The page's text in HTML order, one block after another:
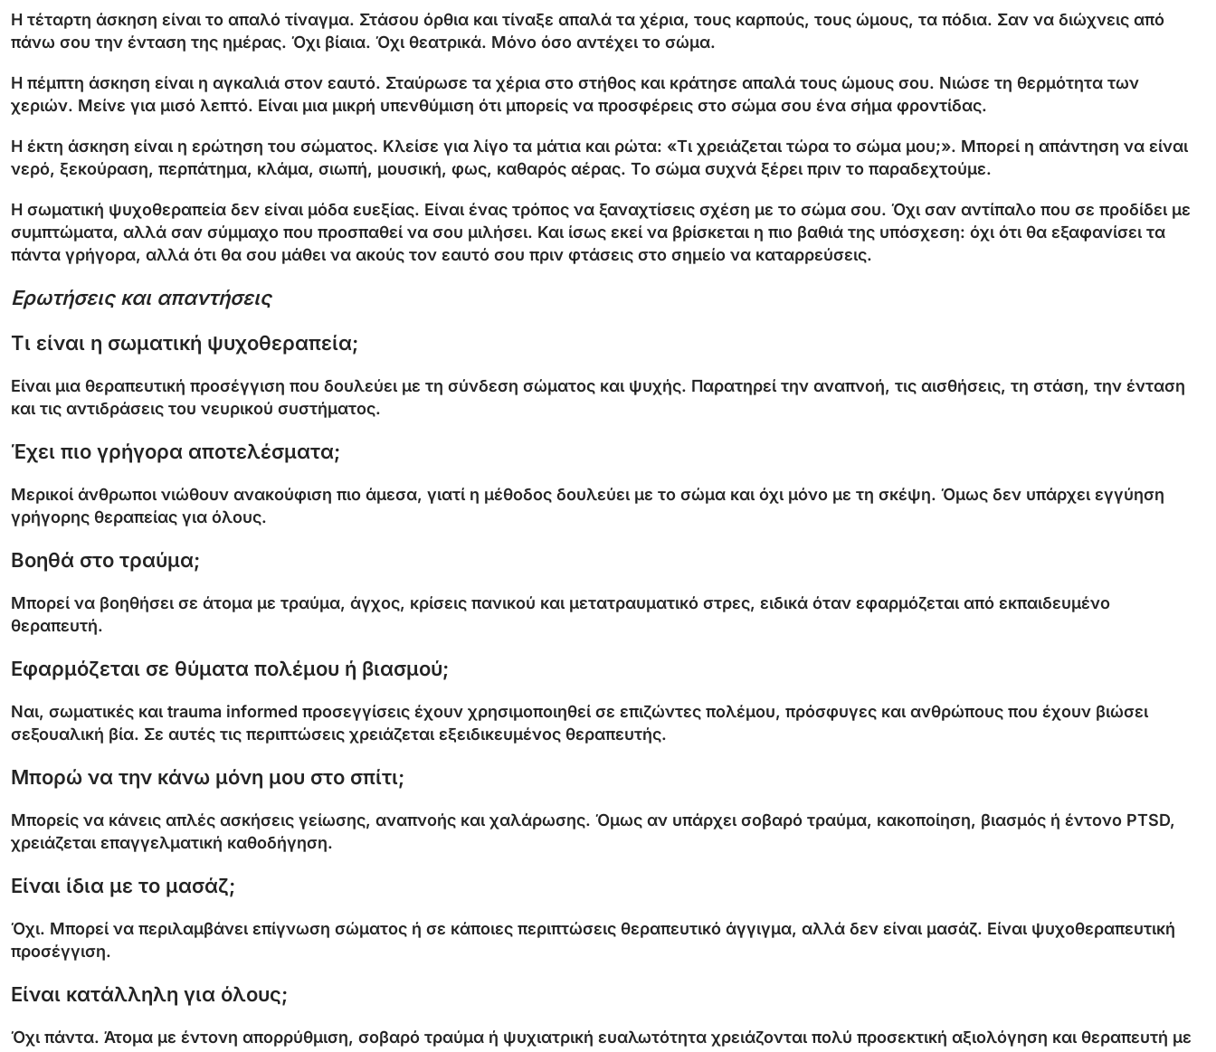
Η τέταρτη άσκηση είναι το απαλό τίναγμα. Στάσου όρθια και τίναξε απαλά τα χέρια, τους καρπούς, τους ώμους, τα πόδια. Σαν να διώχνεις από
πάνω σου την ένταση της ημέρας. Όχι βίαια. Όχι θεατρικά. Μόνο όσο αντέχει το σώμα.
Η πέμπτη άσκηση είναι η αγκαλιά στον εαυτό. Σταύρωσε τα χέρια στο στήθος και κράτησε απαλά τους ώμους σου. Νιώσε τη θερμότητα των
χεριών. Μείνε για μισό λεπτό. Είναι μια μικρή υπενθύμιση ότι μπορείς να προσφέρεις στο σώμα σου ένα σήμα φροντίδας.
Η έκτη άσκηση είναι η ερώτηση του σώματος. Κλείσε για λίγο τα μάτια και ρώτα: «Τι χρειάζεται τώρα το σώμα μου;». Μπορεί η απάντηση να είναι
νερό, ξεκούραση, περπάτημα, κλάμα, σιωπή, μουσική, φως, καθαρός αέρας. Το σώμα συχνά ξέρει πριν το παραδεχτούμε.
Η σωματική ψυχοθεραπεία δεν είναι μόδα ευεξίας. Είναι ένας τρόπος να ξαναχτίσεις σχέση με το σώμα σου. Όχι σαν αντίπαλο που σε προδίδει με
συμπτώματα, αλλά σαν σύμμαχο που προσπαθεί να σου μιλήσει. Και ίσως εκεί να βρίσκεται η πιο βαθιά της υπόσχεση: όχι ότι θα εξαφανίσει τα
πάντα γρήγορα, αλλά ότι θα σου μάθει να ακούς τον εαυτό σου πριν φτάσεις στο σημείο να καταρρεύσεις.
Ερωτήσεις και απαντήσεις
Τι είναι η σωματική ψυχοθεραπεία;
Είναι μια θεραπευτική προσέγγιση που δουλεύει με τη σύνδεση σώματος και ψυχής. Παρατηρεί την αναπνοή, τις αισθήσεις, τη στάση, την ένταση
και τις αντιδράσεις του νευρικού συστήματος.
Έχει πιο γρήγορα αποτελέσματα;
Μερικοί άνθρωποι νιώθουν ανακούφιση πιο άμεσα, γιατί η μέθοδος δουλεύει με το σώμα και όχι μόνο με τη σκέψη. Όμως δεν υπάρχει εγγύηση
γρήγορης θεραπείας για όλους.
Βοηθά στο τραύμα;
Μπορεί να βοηθήσει σε άτομα με τραύμα, άγχος, κρίσεις πανικού και μετατραυματικό στρες, ειδικά όταν εφαρμόζεται από εκπαιδευμένο
θεραπευτή.
Εφαρμόζεται σε θύματα πολέμου ή βιασμού;
Ναι, σωματικές και trauma informed προσεγγίσεις έχουν χρησιμοποιηθεί σε επιζώντες πολέμου, πρόσφυγες και ανθρώπους που έχουν βιώσει
σεξουαλική βία. Σε αυτές τις περιπτώσεις χρειάζεται εξειδικευμένος θεραπευτής.
Μπορώ να την κάνω μόνη μου στο σπίτι;
Μπορείς να κάνεις απλές ασκήσεις γείωσης, αναπνοής και χαλάρωσης. Όμως αν υπάρχει σοβαρό τραύμα, κακοποίηση, βιασμός ή έντονο PTSD,
χρειάζεται επαγγελματική καθοδήγηση.
Είναι ίδια με το μασάζ;
Όχι. Μπορεί να περιλαμβάνει επίγνωση σώματος ή σε κάποιες περιπτώσεις θεραπευτικό άγγιγμα, αλλά δεν είναι μασάζ. Είναι ψυχοθεραπευτική
προσέγγιση.
Είναι κατάλληλη για όλους;
Όχι πάντα. Άτομα με έντονη απορρύθμιση, σοβαρό τραύμα ή ψυχιατρική ευαλωτότητα χρειάζονται πολύ προσεκτική αξιολόγηση και θεραπευτή με